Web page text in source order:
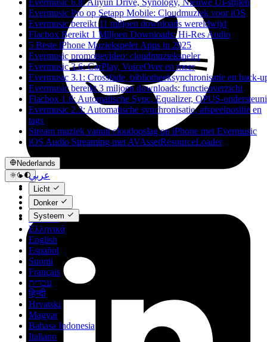
Evermusic 6.8: Aliyun Drive, Synology, Nieuwe UI-stijlen
Evermusic Pro op Setapp Mobile: Cloudmuziek voor iOS
Evermusic bereikt 11 miljoen downloads wereldwijd
Flacbox Bereikt 1 Miljoen Downloads: Hi-Res Audio
5 Beste iPhone Muziekspeler Apps in 2025
Evermusic promotievideo: cloudmuziekspeler
Evermusic 3.6: CarPlay, VoiceOver en meer
Evermusic 3.1: Crossfade, bibliotheeksynchronisatie en back-
Evermusic bereikt 3 miljoen downloads: functieoverzicht
Flacbox 1.6: Automatische Sync, Equalizer, OPUS-
Evermusic 2.3: Automatische synchronisatie, afspeelpositie en
tags
Stream muziek vanuit cloudopslag op iPhone met Evermusic
iOS Audio Streaming met AVAssetResourceLoader
Nederlands
عربي
Català
Čeština
Dansk
Deutsch
Ελληνικά
English
Español
Suomi
Français
עברית
हिन्दी
Hrvatski
Magyar
Bahasa Indonesia
Italiano
Licht
Donker
Systeem